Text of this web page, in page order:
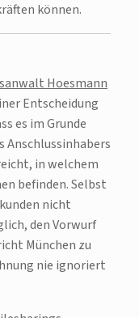
können.
Hoesmann
Entscheidung
es im Grunde
Anschlussinhabers
in welchem
befinden. Selbst
nicht
den Vorwurf
München zu
nie ignoriert